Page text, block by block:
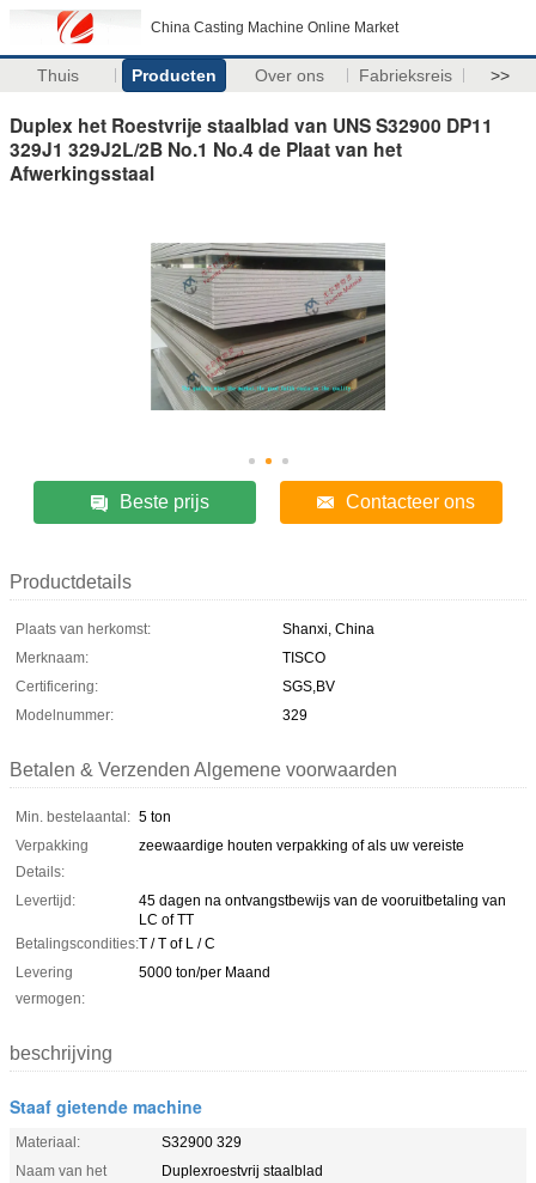
China Casting Machine Online Market
Thuis Producten Over ons Fabrieksreis >>
Duplex het Roestvrije staalblad van UNS S32900 DP11
329J1 329J2L/2B No.1 No.4 de Plaat van het
Afwerkingsstaal
Beste prijs Contacteer ons
Productdetails
Plaats van herkomst:
Shanxi, China
Merknaam:
TISCO
Certificering:
SGS,BV
Modelnummer:
329
Betalen & Verzenden Algemene voorwaarden
Min. bestelaantal: 5 ton
Verpakking
Details:
zeewaardige houten verpakking of als uw vereiste
Levertijd:
45 dagen na ontvangstbewijs van de vooruitbetaling van
LC of TT
Betalingscondities:T / T of L / C
Levering
vermogen:
5000 ton/per Maand
beschrijving
Staaf gietende machine
Materiaal:
S32900 329
Naam van het
Duplexroestvrij staalblad